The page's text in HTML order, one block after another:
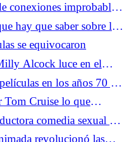
conexiones improbables
hay que saber sobre los
de la conspiración
se equivocaron
Alcock luce en el
Spaceen los años 70 y
Tom Cruise lo que
Keaton?comedia sexual de
veranorevolucionó las